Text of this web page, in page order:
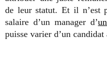
de leur statut. Et il n’est
salaire d’un manager d’
puisse varier d’un candidat